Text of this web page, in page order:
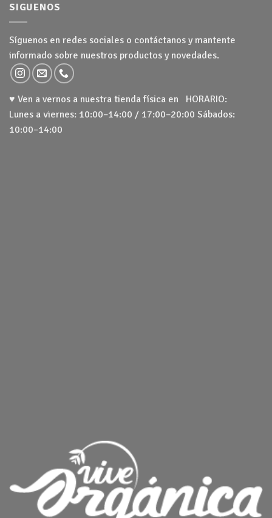
SIGUENOS
Síguenos en redes sociales o contáctanos y mantente
informado sobre nuestros productos y novedades.
♥ Ven a vernos a nuestra tienda física en HORARIO:
Lunes a viernes: 10:00–14:00 / 17:00–20:00 Sábados:
10:00–14:00